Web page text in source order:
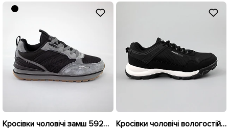
Кросівки чоловічі замш 592614 Сірі розпродаж Кросівки чоловічі вологостійкі 589995 Чорні